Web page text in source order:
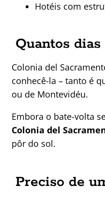
Hotéis com
Quantos
Colonia del
conhecê-la – tanto é
ou de Montevidéu.
Embora o bate-volta
Colonia del
pôr do sol.
Preciso de